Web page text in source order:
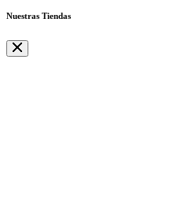
Nuestras Tiendas